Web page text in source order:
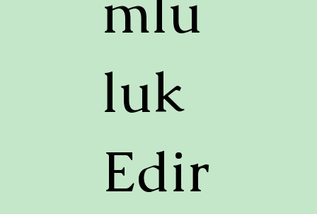
luk
Edir